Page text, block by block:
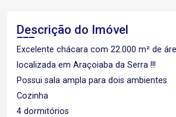
Descrição do Imóvel
Excelente chácara com 22.000 m² de
localizada em Araçoiaba da Serra !!!
Possui sala ampla para dois ambientes
Cozinha
4 dormitórios